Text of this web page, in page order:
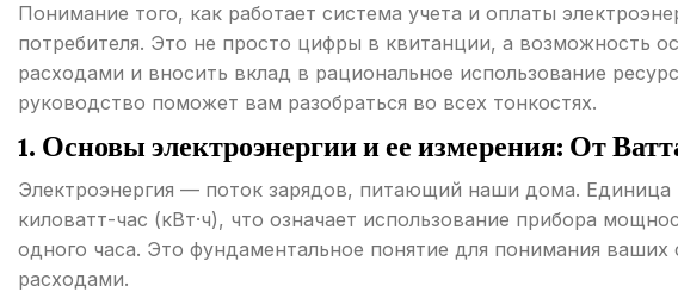
Понимание того, как работает система учета и оплаты
потребителя. Это не просто цифры в квитанции, а возможность
расходами и вносить вклад в рациональное использование
руководство поможет вам разобраться во всех тонкостях.
1. Основы электроэнергии и ее измерения: От
Электроэнергия — поток зарядов, питающий наши дома. Единица
киловатт-час (кВт·ч), что означает использование прибора
одного часа. Это фундаментальное понятие для понимания
расходами.